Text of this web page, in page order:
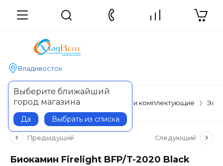
Владивосток
Выберите ближайший
город магазина
Да Выбрать из списка
Главная Отопительные приборы и комплектующие
Предыдущий Следующий
Биокамин Firelight BFP/T-2020 Black